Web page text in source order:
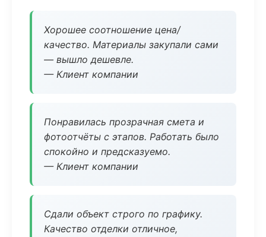
Хорошее соотношение цена/
качество. Материалы закупали сами
— вышло дешевле.
— Клиент компании
Понравилась прозрачная смета и
фотоотчёты с этапов. Работать было
спокойно и предсказуемо.
— Клиент компании
Сдали объект строго по графику.
Качество отделки отличное,